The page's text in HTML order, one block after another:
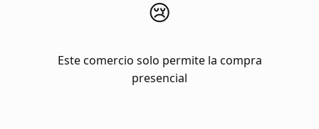
😢
Este comercio solo permite la compra
presencial